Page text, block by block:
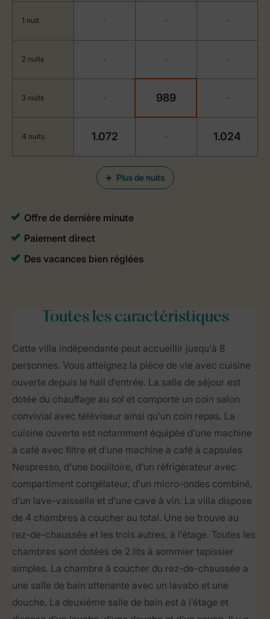
Plus de nuits
1 nuit - - -
2 nuits - - -
3 nuits - 989 -
4 nuits 1.072 - 1.024
Toutesles caractéristiques
Cette villa indépendante peut accueillir jusqu'à 8
personnes. Vous atteignez la pièce de vie avec cuisine
ouverte depuis le hall d'entrée. La salle de séjour est
dotée du chauffage au sol et comporte un coin salon
convivial avec téléviseur ainsi qu'un coin repas. La
cuisine ouverte est notamment équipée d'une machine
à café avec filtre et d'une machine à café à capsules
Nespresso, d'une bouilloire, d'un réfrigérateur avec
compartiment congélateur, d'un micro-ondes combiné,
d'un lave-vaisselle et d'une cave à vin. La villa dispose
de 4 chambres à coucher au total. Une se trouve au
rez-de-chaussée et les trois autres, à l'étage. Toutes les
chambres sont dotées de 2 lits à sommier tapissier
simples. La chambre à coucher du rez-de-chaussée a
une salle de bain attenante avec un lavabo et une
douche. La deuxième salle de bain est à l'étage et